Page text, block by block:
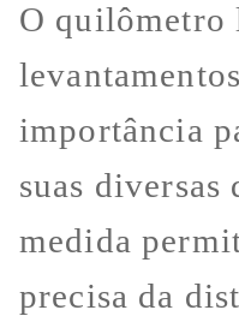
O quilômetro
importância
suas diversas
medida
precisa da